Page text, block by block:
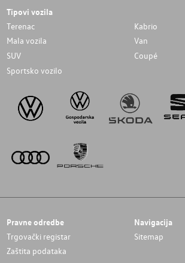
Tipovi vozila
Terenac
Kabrio
Mala vozila
Van
SUV
Coupé
Sportsko vozilo
Pravne odredbe
Trgovački registar
Zaštita podataka
Navigacija
Sitemap